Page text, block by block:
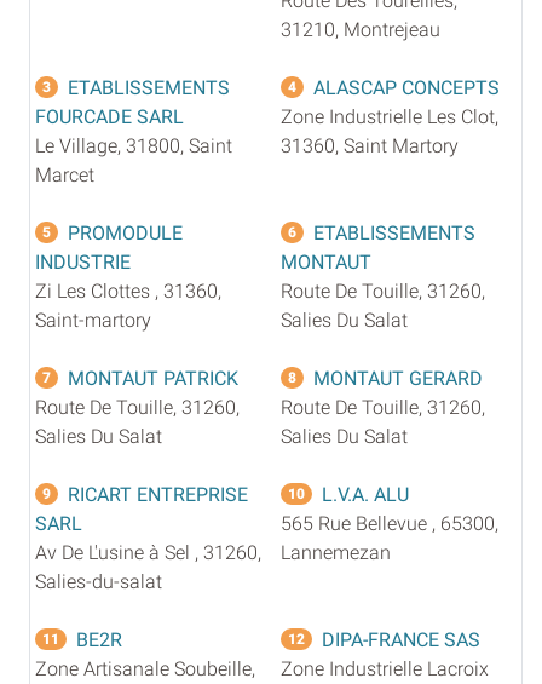
31210, Montrejeau
3
ETABLISSEMENTS
FOURCADE SARL
Le Village, 31800, Saint
Marcet
4
ALASCAP CONCEPTS
Zone Industrielle Les Clot,
31360, Saint Martory
5
PROMODULE
INDUSTRIE
Zi Les Clottes , 31360,
Saint-martory
6
ETABLISSEMENTS
MONTAUT
Route De Touille, 31260,
Salies Du Salat
7
MONTAUT PATRICK
Route De Touille, 31260,
Salies Du Salat
8
MONTAUT GERARD
Route De Touille, 31260,
Salies Du Salat
9
RICART ENTREPRISE
SARL
Av De L'usine à Sel , 31260,
Salies-du-salat
10
L.V.A. ALU
565 Rue Bellevue , 65300,
Lannemezan
11
BE2R
Zone Artisanale Soubeille,
12
DIPA-FRANCE SAS
Zone Industrielle Lacroix